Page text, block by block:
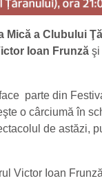
Mică a Clubului
Ioan Frunză şi
parte din
o cârciumă în
de astăzi,
Victor Ioan